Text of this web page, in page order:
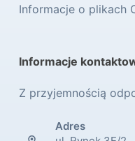
Informacje o plikach
Informacje
Z przyjemnością
Adres